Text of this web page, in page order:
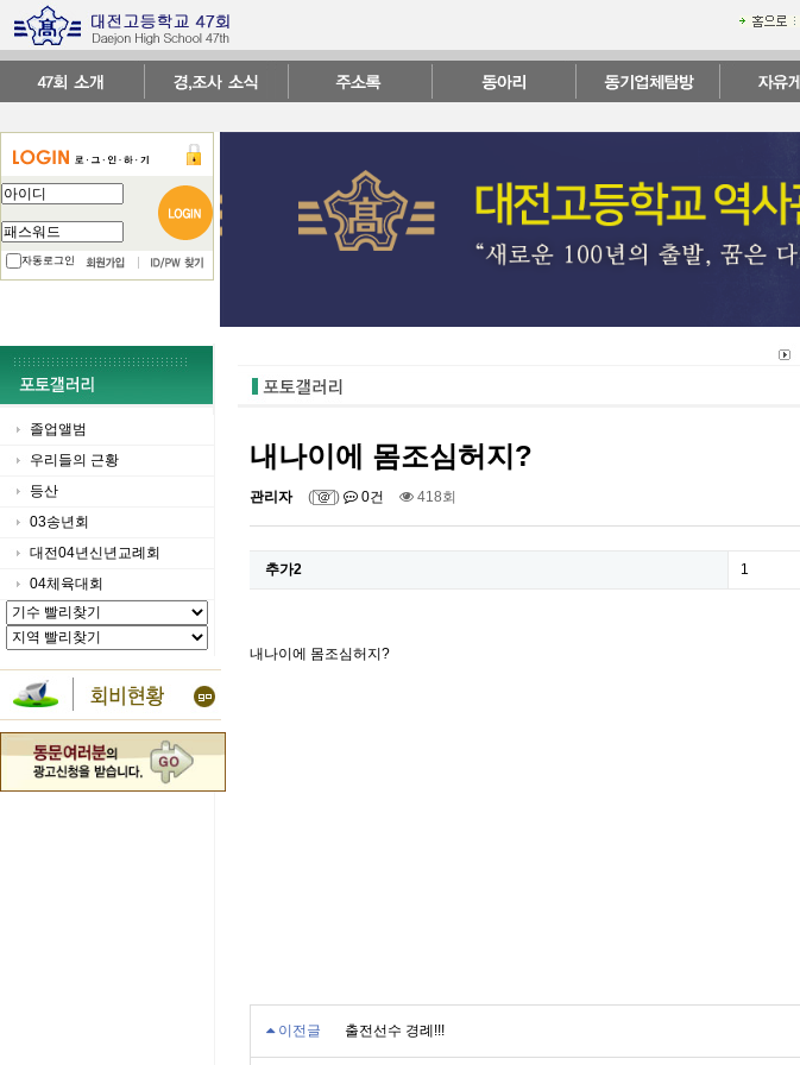
자동로그인
졸업앨범
우리들의 근황
등산
03송년회
대전04년신년교례회
04체육대회
내나이에 몸조심허지?
관리자 ( ) 0건 418회
추가2 1
내나이에 몸조심허지?
이전글 출전선수 경례!!!